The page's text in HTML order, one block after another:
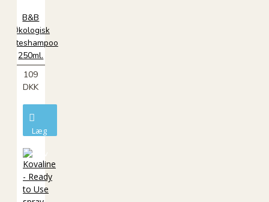
B&B
Økologisk
katteshampoo
250ml.
109
DKK
Læg
kurv